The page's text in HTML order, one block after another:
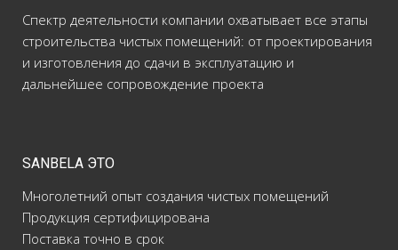
Спектр деятельности компании охватывает все этапы
строительства чистых помещений: от проектирования
и изготовления до сдачи в эксплуатацию и
дальнейшее сопровождение проекта
SANBELA ЭТО
Многолетний опыт создания чистых помещений
Продукция сертифицирована
Поставка точно в срок